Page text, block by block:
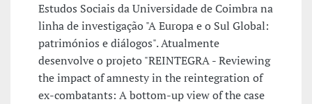
Estudos Sociais da Universidade de Coimbra na
linha de investigação "A Europa e o Sul Global:
patrimónios e diálogos". Atualmente
desenvolve o projeto "REINTEGRA - Reviewing
the impact of amnesty in the reintegration of
ex-combatants: A bottom-up view of the case